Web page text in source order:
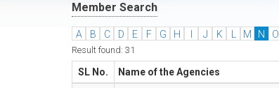
Member Search
A B C D E F G H J K M N O
Result found: 31
SL No. Name of the Agencies